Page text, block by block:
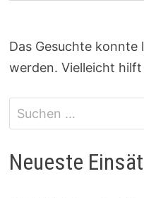
Das Gesuchte
werden. Vielleicht
Suchen
nach:
Neueste